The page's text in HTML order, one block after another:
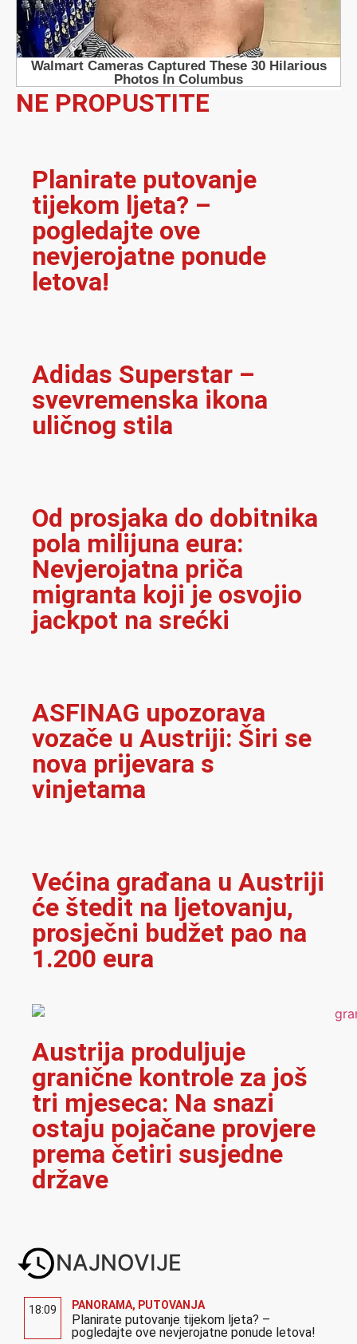
NE PROPUSTITE
Planirate putovanje
tijekom ljeta? –
pogledajte ove
nevjerojatne ponude
letova!
Adidas Superstar –
svevremenska ikona
uličnog stila
Od prosjaka do dobitnika
pola milijuna eura:
Nevjerojatna priča
migranta koji je osvojio
jackpot na srećki
ASFINAG upozorava
vozače u Austriji: Širi se
nova prijevara s
vinjetama
Većina građana u Austriji
će štedit na ljetovanju,
prosječni budžet pao na
1.200 eura
Austrija produljuje
granične kontrole za još
tri mjeseca: Na snazi
ostaju pojačane provjere
prema četiri susjedne
države
NAJNOVIJE
18:09 PANORAMA, PUTOVANJA
Planirate putovanje tijekom ljeta? –
pogledajte ove nevjerojatne ponude letova!